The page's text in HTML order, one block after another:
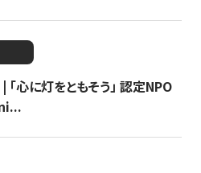
心に灯をともそう」 認定NPO